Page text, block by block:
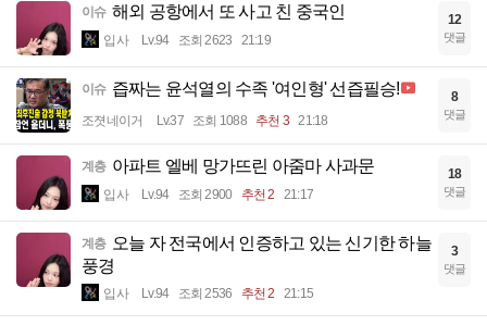
이슈 해외 공항에서 또 사고 친 중국인
입사 Lv.94 조회 2623 21:19
12
댓글
이슈 즙짜는 윤석열의 수족 '여인형' 선즙필승!
조졋네이거 Lv.37 조회 1088 추천 3 21:18
8
댓글
계층 아파트 엘베 망가뜨린 아줌마 사과문
입사 Lv.94 조회 2900 추천 2 21:17
18
댓글
계층 오늘 자 전국에서 인증하고 있는 신기한 하늘
풍경
입사 Lv.94 조회 2536 추천 2 21:15
3
댓글